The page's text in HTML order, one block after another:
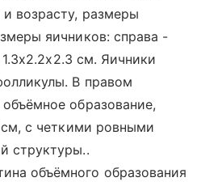
возрасту, размеры
яичников: справа -
см. Яичники
В правом
образование,
с четкими ровными
структуры..
объёмного образования